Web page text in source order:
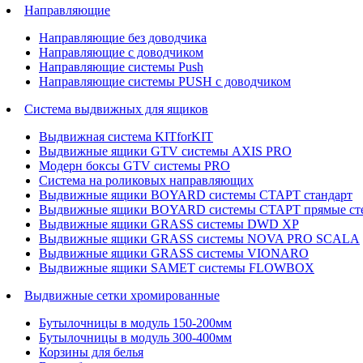
Направляющие
Направляющие без доводчика
Направляющие с доводчиком
Направляющие системы Push
Направляющие системы PUSH с доводчиком
Система выдвижных для ящиков
Выдвижная система KITforKIT
Выдвижные ящики GTV системы AXIS PRO
Модерн боксы GTV системы PRO
Система на роликовых направляющих
Выдвижные ящики BOYARD системы СТАРТ стандарт
Выдвижные ящики BOYARD системы СТАРТ прямые
Выдвижные ящики GRASS системы DWD XP
Выдвижные ящики GRASS системы NOVA PRO SCALA
Выдвижные ящики GRASS системы VIONARO
Выдвижные ящики SAMET системы FLOWBOX
Выдвижные сетки хромированные
Бутылочницы в модуль 150-200мм
Бутылочницы в модуль 300-400мм
Корзины для белья